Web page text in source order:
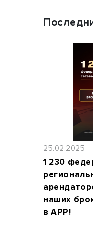
25.02.2025
1 230
наших
в АРР!